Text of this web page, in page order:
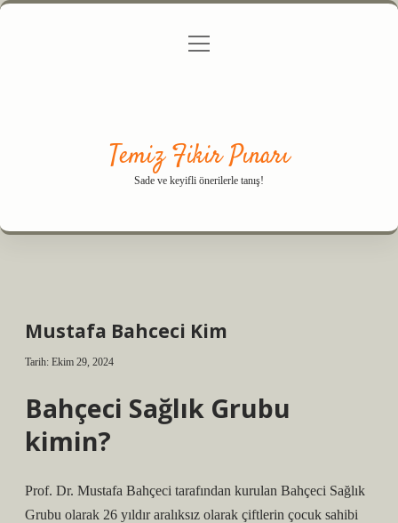
Gizlilik Politikası
menüyü
Temiz Fikir Pınarı
Sade ve keyifli önerilerle tanış!
Mustafa Bahceci Kim
Tarih: Ekim 29, 2024
Bahçeci Sağlık Grubu
kimin?
Prof. Dr. Mustafa Bahçeci tarafından kurulan Bahçeci Sağlık
Grubu olarak 26 yıldır aralıksız olarak çiftlerin çocuk sahibi